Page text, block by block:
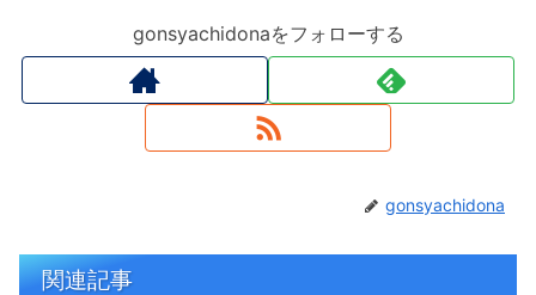
gonsyachidonaをフォローする
gonsyachidona
関連記事